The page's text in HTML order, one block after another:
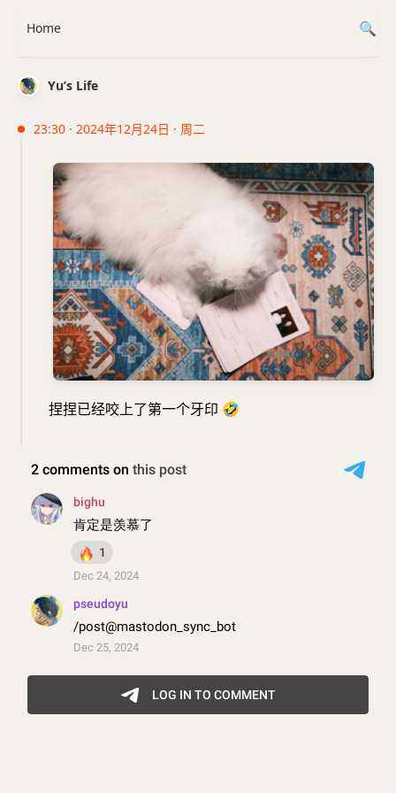
Yu’s Life
23:30 · 2024年12月24日 · 周二
捏捏已经咬上了第一个牙印 🤣
Home